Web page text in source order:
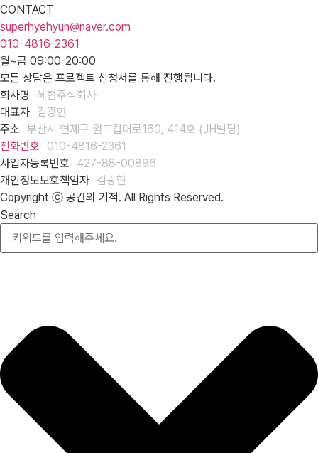
CONTACT
superhyehyun@naver.com
010-4816-2361
월~금 09:00-20:00
모든 상담은 프로젝트 신청서를 통해 진행됩니다.
회사명
혜현주식회사
대표자 김광현
주소 부산시 연제구 월드컵대로160, 414호 (JH빌딩)
전화번호
010-4816-2361
사업자등록번호
427-88-00896
개인정보보호책임자 김광현
Copyright ⓒ 공간의 기적. All Rights Reserved.
Search